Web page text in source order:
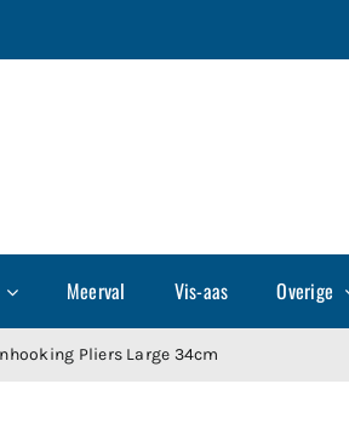
Meerval Vis-aas Overige
Pliers Large 34cm